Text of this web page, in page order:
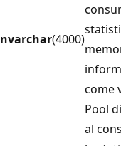
nvarchar(4000)
come
Pool
al